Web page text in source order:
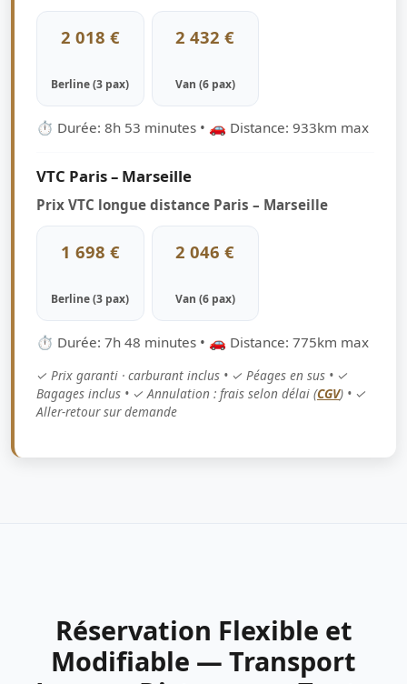
2 018 €
Berline (3 pax)
2 432 €
Van (6 pax)
⏱ Durée: 8h 53 minutes • 🚗 Distance: 933km max
VTC Paris – Marseille
Prix VTC longue distance Paris – Marseille
1 698 €
Berline (3 pax)
2 046 €
Van (6 pax)
⏱ Durée: 7h 48 minutes • 🚗 Distance: 775km max
✓ Prix garanti · carburant inclus • ✓ Péages en sus • ✓
Bagages inclus • ✓ Annulation : frais selon délai (CGV) • ✓
Aller-retour sur demande
Réservation Flexible et
Modifiable — Transport